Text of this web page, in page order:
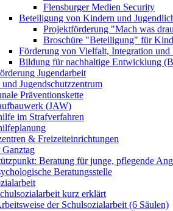
Flensburger Medien Security
Beteiligung von Kindern und
Projektförderung "Mach was
Broschüre "Beteiligung" für
Förderung von Vielfalt, Integration und
Bildung für nachhaltige Entwicklung
Jugendarbeit
Jugendschutzzentrum
Präventionskette
(JAW)
im Strafverfahren
& Freizeiteinrichtungen
Beratung für junge, pflegende
Beratungsstelle
kurz erklärt
der Schulsozialarbeit (6 Säulen)